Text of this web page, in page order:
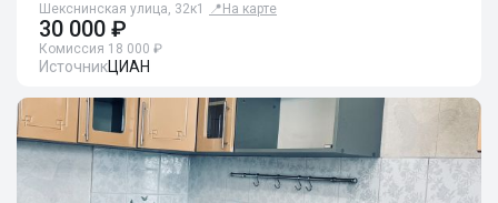
Шекснинская улица, 32к1
📍 На карте
30 000 ₽
Комиссия 18 000 ₽
ИсточникЦИАН